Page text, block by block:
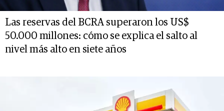
Las reservas del BCRA superaron los US$
50.000 millones: cómo se explica el salto al
nivel más alto en siete años